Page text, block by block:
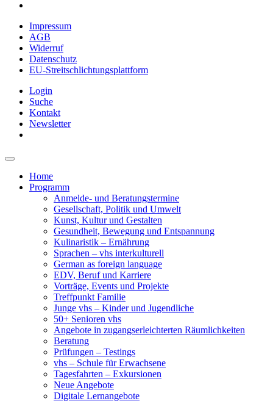
Impressum
AGB
Widerruf
Datenschutz
EU-Streitschlichtungsplattform
Login
Suche
Kontakt
Newsletter
Home
Programm
Anmelde- und Beratungstermine
Gesellschaft, Politik und Umwelt
Kunst, Kultur und Gestalten
Gesundheit, Bewegung und Entspannung
Kulinaristik – Ernährung
Sprachen – vhs interkulturell
German as foreign language
EDV, Beruf und Karriere
Vorträge, Events und Projekte
Treffpunkt Familie
Junge vhs – Kinder und Jugendliche
50+ Senioren vhs
Angebote in zugangserleichterten Räumlichkeiten
Beratung
Prüfungen – Testings
vhs – Schule für Erwachsene
Tagesfahrten – Exkursionen
Neue Angebote
Digitale Lernangebote